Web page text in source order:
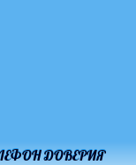
ДОВЕРИЯ